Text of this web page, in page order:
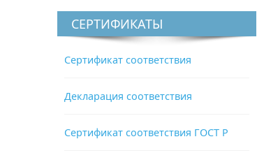
СЕРТИФИКАТЫ
Сертификат соответствия
Декларация соответствия
Сертификат соответствия ГОСТ Р